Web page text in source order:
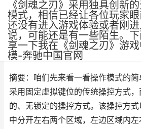
《剑魂之刃》采用独具创新
模式，相信已经让各位玩家
还没有进入游戏体验或者刚
说，可能还是有一些陌生。
享一下我在《剑魂之刃》游
模-奔驰中国官网
作者： 网三 • 更新时间：2025-05-06
摘要：咱们先来看一看操作模式的
采用固定虚拟键位的传统操控方式
的、无锁定的操控方式。该操控方
中分开左右两个区域，左边区域内